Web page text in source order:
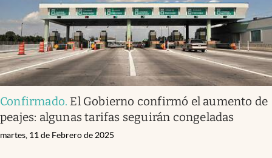
Confirmado. El Gobierno confirmó el aumento de
peajes: algunas tarifas seguirán congeladas
martes, 11 de Febrero de 2025